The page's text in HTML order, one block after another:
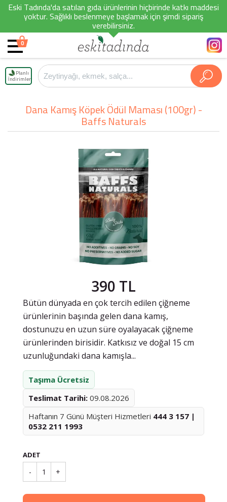
Eski Tadında'da satılan gıda ürünlerinin hiçbirinde katkı maddesi
yoktur. Sağlıklı beslenmeye başlamak için şimdi sipariş
verebilirsiniz.
0
Planlı
İndirimler
Dana Kamış Köpek Ödül Maması (100gr) -
Baffs Naturals
390 TL
Bütün dünyada en çok tercih edilen çiğneme
ürünlerinin başında gelen dana kamış,
dostunuzu en uzun süre oyalayacak çiğneme
ürünlerinden birisidir. Katkısız ve doğal 15 cm
uzunluğundaki dana kamışla...
Taşıma Ücretsiz
Teslimat Tarihi: 09.08.2026
Haftanın 7 Günü Müşteri Hizmetleri 444 3 157 |
0532 211 1993
ADET
- 1 +